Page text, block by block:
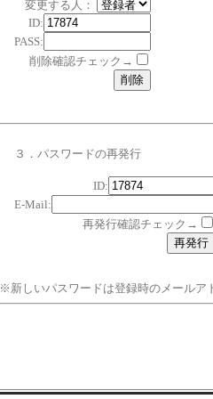
変更する人：
ID:
PASS:
削除確認チェック→
３．パスワードの再発行
ID:
E-Mail:
再発行確認チェック→
※新しいパスワードは登録時のメールア